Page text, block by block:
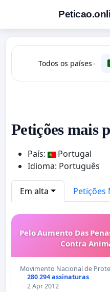
Todos os países ›
Petições mais
País:
Portugal
Idioma: Português
Em alta Petições
Pelo Aumento Das
Contra
Movimento Nacional de
280 294 assinaturas
2 Apr 2012